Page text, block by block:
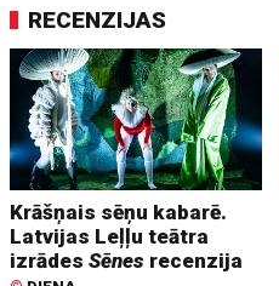
RECENZIJAS
Krāšņais sēņu kabarē.
Latvijas Leļļu teātra
izrādesSēnes recenzija